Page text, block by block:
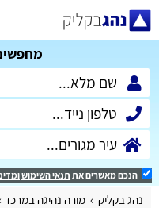
הנכם מאשרים את תנאי השימוש
נהג בקליק מורה נהיגה במרכז